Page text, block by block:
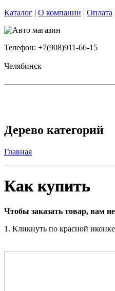
Каталог | О компании | Оплата
Телефон: +7(908)911-66-15
Челябинск
Дерево категорий
Главная
Как купить
Чтобы заказать товар, вам
1. Кликнуть по красной